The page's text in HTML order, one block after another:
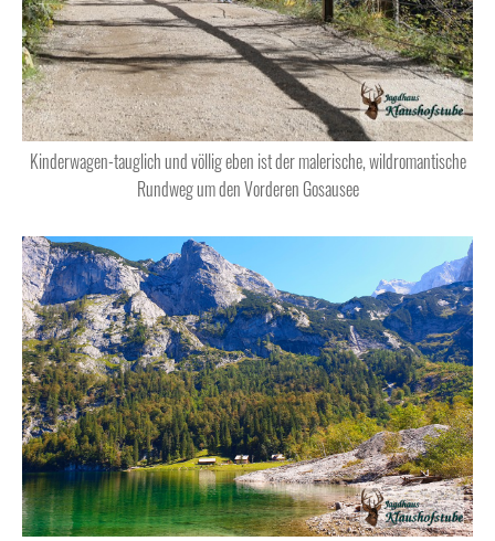
Kinderwagen-tauglich und völlig eben ist der malerische, wildromantische
Rundweg um den Vorderen Gosausee